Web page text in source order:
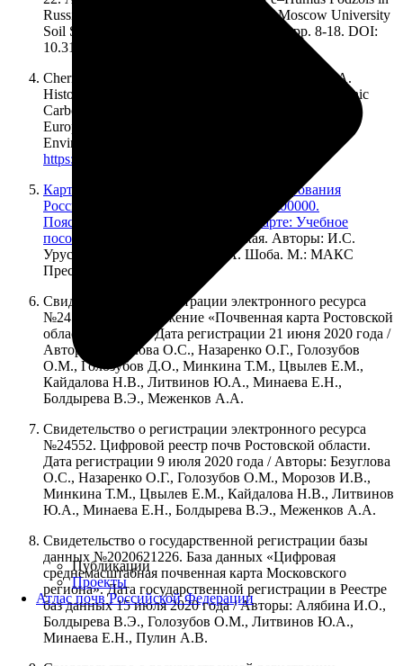
Публикации
Проекты
Атлас почв Российской Федерации
Russia: Geography of Some Properties // Moscow University
Soil Science Bulletin, 2020, Vol. 75, No. 1, pp. 8-18. DOI:
10.3103/S0147687420010020
Chernova O V, Ryzhova I M and Podvezennaya M A.
Historical Trends in the Amount and Structure of Organic
Carbon Stocks in Natural and Managed Ecosystems in
European Russia. IOP Conference Series: Earth and
Environmental Science. V. 438. 2020. DOI
https://doi.org/10.1088/1755-1315/438/1/012005
Карта почвенно-экологического районирования
Российской Федерации. Масштаб 1:8000000.
Пояснительный текст и легенда к карте: Учебное
пособие
/ Отв. ред. И.С. Урусевская. Авторы: И.С.
Урусевская, И.О. Алябина, С.А. Шоба. М.: МАКС
Пресс, 2020. 72 с.
Свидетельство о регистрации электронного ресурса
№24536. Веб-приложение «Почвенная карта Ростовской
области» (SOFT). Дата регистрации 21 июня 2020 года /
Авторы: Безуглова О.С., Назаренко О.Г., Голозубов
О.М., Голозубов Д.О., Минкина Т.М., Цвылев Е.М.,
Кайдалова Н.В., Литвинов Ю.А., Минаева Е.Н.,
Болдырева В.Э., Меженков А.А.
Свидетельство о регистрации электронного ресурса
№24552. Цифровой реестр почв Ростовской области.
Дата регистрации 9 июля 2020 года / Авторы: Безуглова
О.С., Назаренко О.Г., Голозубов О.М., Морозов И.В.,
Минкина Т.М., Цвылев Е.М., Кайдалова Н.В., Литвинов
Ю.А., Минаева Е.Н., Болдырева В.Э., Меженков А.А.
Свидетельство о государственной регистрации базы
данных №2020621226. База данных «Цифровая
среднемасштабная почвенная карта Московского
региона». Дата государственной регистрации в Реестре
баз данных 15 июля 2020 года / Авторы: Алябина И.О.,
Болдырева В.Э., Голозубов О.М., Литвинов Ю.А.,
Минаева Е.Н., Пулин А.В.